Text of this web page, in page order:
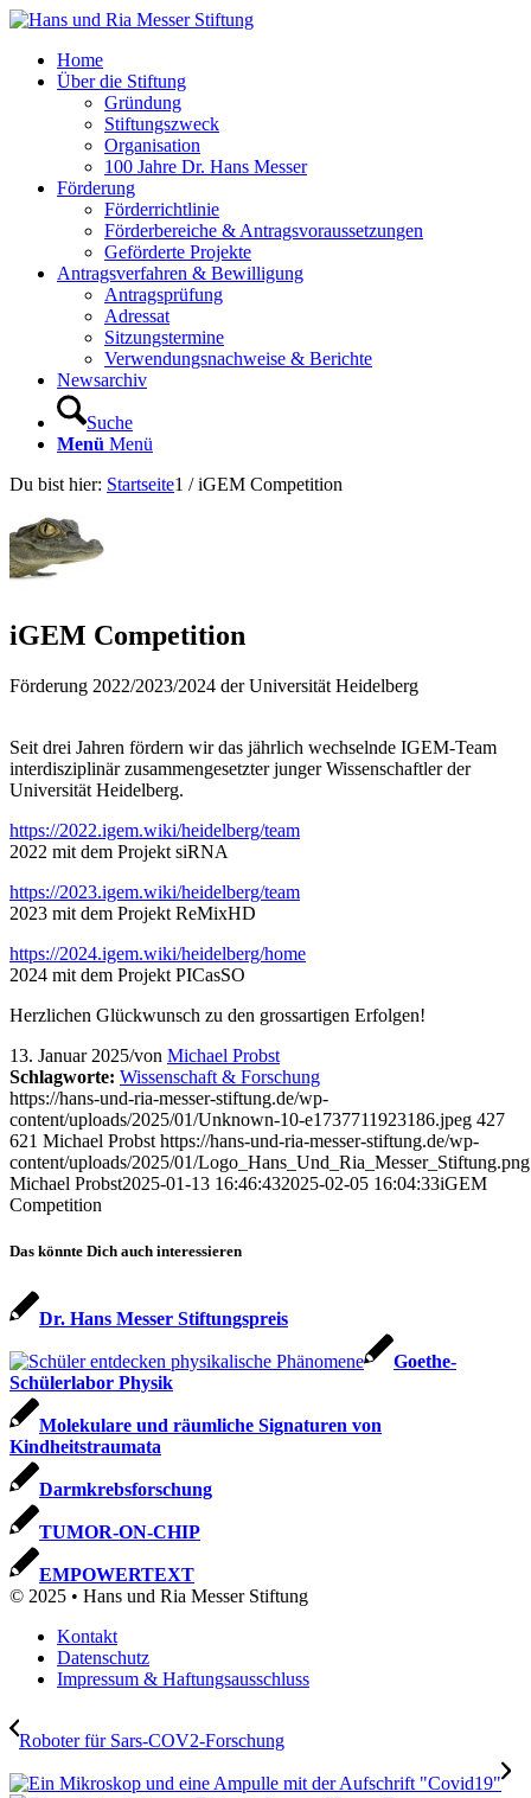
Home
Über die Stiftung
Gründung
Stiftungszweck
Organisation
100 Jahre Dr. Hans Messer
Förderung
Förderrichtlinie
Förderbereiche & Antragsvoraussetzungen
Geförderte Projekte
Antragsverfahren & Bewilligung
Antragsprüfung
Adressat
Sitzungstermine
Verwendungsnachweise & Berichte
Newsarchiv
Suche
Menü Menü
Du bist hier: Startseite1 / iGEM Competition
iGEM Competition
Förderung 2022/2023/2024 der Universität Heidelberg
Seit drei Jahren fördern wir das jährlich wechselnde IGEM-Team
interdisziplinär zusammengesetzter junger Wissenschaftler der
Universität Heidelberg.
https://2022.igem.wiki/heidelberg/team
2022 mit dem Projekt siRNA
https://2023.igem.wiki/heidelberg/team
2023 mit dem Projekt ReMixHD
https://2024.igem.wiki/heidelberg/home
2024 mit dem Projekt PICasSO
Herzlichen Glückwunsch zu den grossartigen Erfolgen!
13. Januar 2025/von Michael Probst
Schlagworte: Wissenschaft & Forschung
https://hans-und-ria-messer-stiftung.de/wp-
content/uploads/2025/01/Unknown-10-e1737711923186.jpeg 427
621 Michael Probst https://hans-und-ria-messer-stiftung.de/wp-
content/uploads/2025/01/Logo_Hans_Und_Ria_Messer_Stiftung.png
Michael Probst2025-01-13 16:46:432025-02-05 16:04:33iGEM
Competition
Das könnte Dich auch interessieren
Dr. Hans Messer Stiftungspreis
Goethe-
Schülerlabor Physik
Molekulare und räumliche Signaturen von
Kindheitstraumata
Darmkrebsforschung
TUMOR-ON-CHIP
EMPOWERTEXT
© 2025 • Hans und Ria Messer Stiftung
Kontakt
Datenschutz
Impressum & Haftungsausschluss
Roboter für Sars-COV2-Forschung